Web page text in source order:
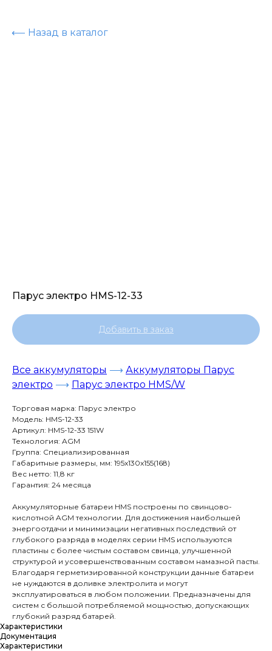
⟵ Назад в каталог
Парус электро HMS-12-33
Добавить в заказ
Все аккумуляторы ⟶ Аккумуляторы Парус
электро ⟶ Парус электро HMS/W
Торговая марка: Парус электро
Модель: HMS-12-33
Артикул: HMS-12-33 151W
Технология: AGM
Группа: Специализированная
Габаритные размеры, мм: 195x130x155(168)
Вес нетто: 11,8 кг
Гарантия: 24 месяца
Аккумуляторные батареи HMS построены по свинцово-
кислотной AGM технологии. Для достижения наибольшей
энергоотдачи и минимизации негативных последствий от
глубокого разряда в моделях серии HMS используются
пластины с более чистым составом свинца, улучшенной
структурой и усовершенствованным составом намазной пасты.
Благодаря герметизированной конструкции данные батареи
не нуждаются в доливке электролита и могут
эксплуатироваться в любом положении. Предназначены для
систем с большой потребляемой мощностью, допускающих
глубокий разряд батарей.
Характеристики
Документация
Характеристики